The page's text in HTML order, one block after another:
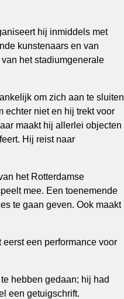
hij inmiddels met
kunstenaars en van
het stadiumgenerale
om zich aan te sluiten
echter niet en hij trekt voor
maakt hij allerlei objecten
Hij reist naar
het Rotterdamse
mee. Een toenemende
te gaan geven. Ook maakt
een performance voor
hebben gedaan; hij had
een getuigschrift.